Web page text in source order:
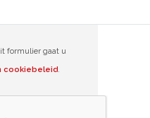
formulier gaat u
cookiebeleid.